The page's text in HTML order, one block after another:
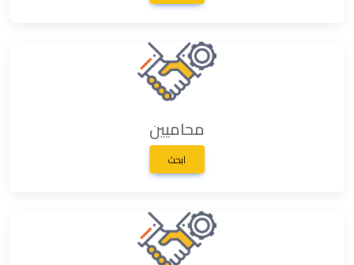
محاميين
ابحث